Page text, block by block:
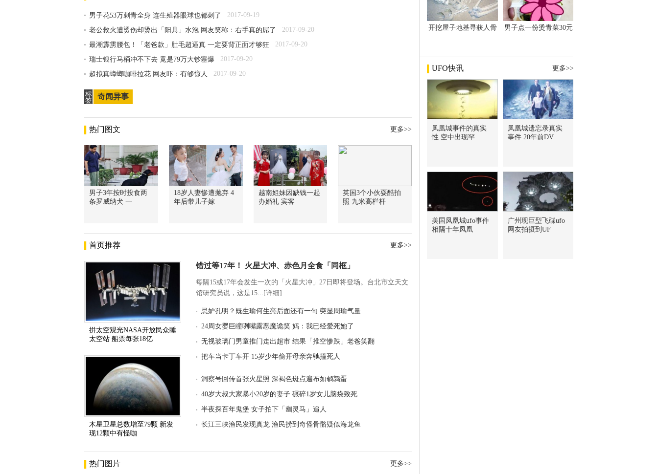
男子花53万刺青全身 连生殖器眼球也都刺了 2017-09-19
老公救火遭烫伤却烫出「阳具」水泡 网友笑称：右手真的屌了 2017-09-20
最潮霹雳腰包！「老爸款」肚毛超逼真 一定要背正面才够狂 2017-09-20
瑞士银行马桶冲不下去 竟是79万大钞塞爆 2017-09-20
超拟真蟑螂咖啡拉花 网友吓：有够惊人 2017-09-20
标
签
奇闻异事
热门图文 更多>>
男子3年按时投食两
条罗威纳犬 一
18岁人妻惨遭抛弃 4
年后带儿子嫁
越南姐妹因缺钱一起
办婚礼 宾客
英国3个小伙耍酷拍
照 九米高栏杆
首页推荐 更多>>
拼太空观光NASA开放民众睡
太空站 船票每张18亿
木星卫星总数增至79颗 新发
现12颗中有怪咖
错过等17年！ 火星大冲、赤色月全食「同框」
每隔15或17年会发生一次的「火星大冲」27日即将登场。台北市立天文
馆研究员说，这是15...[详细]
忌妒孔明？既生瑜何生亮后面还有一句 突显周瑜气量
24周女婴巨瞳咧嘴露恶魔诡笑 妈：我已经爱死她了
无视玻璃门男童推门走出超市 结果「推空惨跌」老爸笑翻
把车当卡丁车开 15岁少年偷开母亲奔驰撞死人
洞察号回传首张火星照 深褐色斑点遍布如鹌鹑蛋
40岁大叔大家暴小20岁的妻子 碾碎1岁女儿脑袋致死
半夜探百年鬼堡 女子拍下「幽灵马」追人
长江三峡渔民发现真龙 渔民捞到奇怪骨骼疑似海龙鱼
热门图片 更多>>
开挖屋子地基寻获人骨
男子点一份烫青菜30元
UFO快讯 更多>>
凤凰城事件的真实
性 空中出现罕
凤凰城遗忘录真实
事件 20年前DV
美国凤凰城ufo事件
相隔十年凤凰
广州现巨型飞碟ufo
网友拍摄到UF